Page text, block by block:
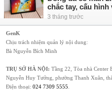
chắc tay, cấu
3 tháng trước
GenK
Chịu trách nhiệm quản lý nội dung:
Bà Nguyễn Bích Minh
TRỤ SỞ HÀ NỘI: Tầng 22, Tòa nhà
Nguyễn Huy Tưởng, phường Thanh Xuân,
Điện thoại: 024 7309 5555